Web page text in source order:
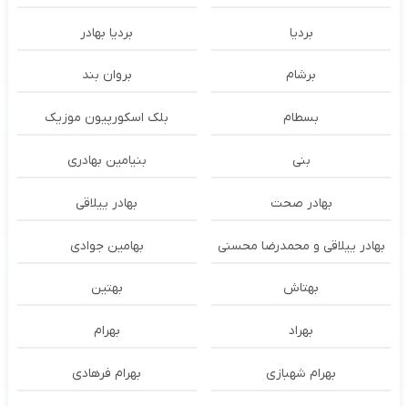
بردیا بردیا بهادر
برشام بروان بند
بسطام بلک اسکورپیون موزیک
بنی بنیامین بهادری
بهادر صحت بهادر ییلاقی
بهادر ییلاقی و محمدرضا محسنی بهامین جوادی
بهتاش بهتین
بهراد بهرام
بهرام شهبازی بهرام فرهادی